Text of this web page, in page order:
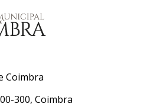
Coimbra
300, Coimbra